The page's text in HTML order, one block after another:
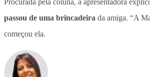
passou de uma brincadeira da amiga. “A
começou ela.